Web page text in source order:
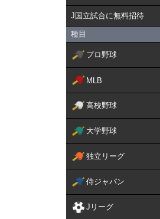
J国立試合に無料招待
種目
プロ野球
MLB
高校野球
大学野球
独立リーグ
侍ジャパン
Jリーグ